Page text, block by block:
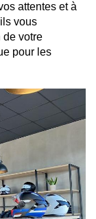
attentes et à
vous
de votre
pour les